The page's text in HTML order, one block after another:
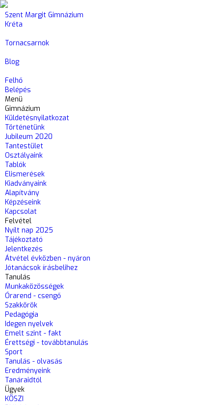
Szent Margit Gimnázium
Kréta
Tornacsarnok
Blog
Felhő
Belépés
Menü
Gimnázium
Küldetésnyilatkozat
Történetünk
Jubileum 2020
Tantestület
Osztályaink
Tablók
Elismerések
Kiadványaink
Alapítvány
Képzéseink
Kapcsolat
Felvétel
Nyílt nap 2025
Tájékoztató
Jelentkezés
Átvétel évközben - nyáron
Jótanácsok írásbelihez
Tanulás
Munkaközösségek
Órarend - csengő
Szakkörök
Pedagógia
Idegen nyelvek
Emelt szint - fakt
Érettségi - továbbtanulás
Sport
Tanulás - olvasás
Eredményeink
Tanáraidtól
Ügyek
KÖSZI